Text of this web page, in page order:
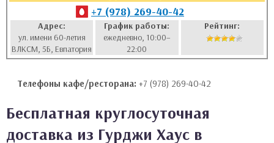
+7 (978) 269-40-42
Адрес:
ул. имени 60-летия
ВЛКСМ, 5Б, Евпатория
График работы:
ежедневно, 10:00–
22:00
Рейтинг:
Телефоны кафе/ресторана: +7 (978) 269-40-42
Бесплатная круглосуточная
доставка из Гурджи Хаус в